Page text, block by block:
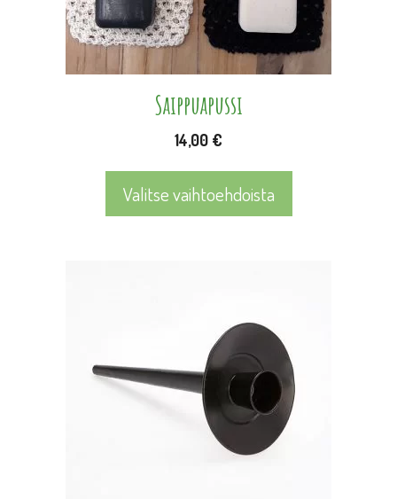
Saippuapussi
14,00 €
Valitse vaihtoehdoista
valinnat
tuotteen
sivulla.